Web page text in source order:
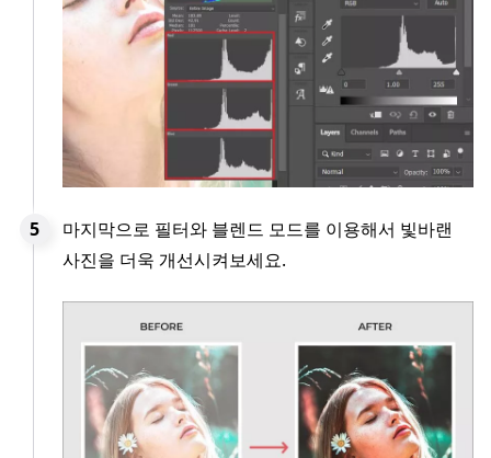
마지막으로 필터와 블렌드 모드를 이용해서 빛바랜
사진을 더욱 개선시켜보세요.